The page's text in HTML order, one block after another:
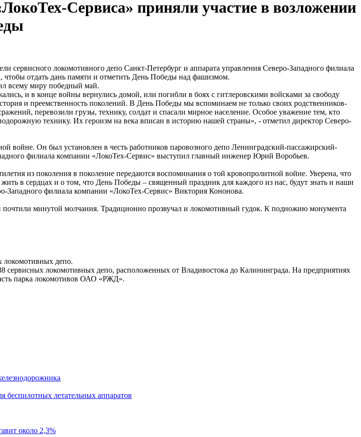
Сервиса» приняли участие в возложении
сервисного локомотивного депо Санкт-Петербург и аппарата управления Северо-Западного филиала
отдать дань памяти и отметить День Победы над фашизмом.
всему миру победный май.
и в конце войны вернулись домой, или погибли в боях с гитлеровскими войсками за свободу
и преемственность поколений. В День Победы мы вспоминаем не только своих родственников-
перевозили грузы, технику, солдат и спасали мирное население. Особое уважение тем, кто
технику. Их героизм на века вписан в историю нашей страны», - отметил директор Северо-
войне. Он был установлен в честь работников паровозного депо Ленинградский-пассажирский-
филиала компании «ЛокоТех-Сервис» выступил главный инженер Юрий Воробьев.
из поколения в поколение передаются воспоминания о той кровопролитной войне. Уверена, что
в сердцах и о том, что День Победы – священный праздник для каждого из нас, будут знать и наши
Западного филиала компании «ЛокоТех-Сервис» Виктория Кононова.
минутой молчания. Традиционно прозвучал и локомотивный гудок. К подножию монумента
депо.
локомотивных депо, расположенных от Владивостока до Калининграда. На предприятиях
парка локомотивов ОАО «РЖД».
летательных аппаратов
около 2,3%